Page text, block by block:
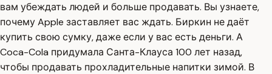
вам убеждать людей и больше продавать. Вы узнаете,
почему Apple заставляет вас ждать. Биркин не даёт
купить свою сумку, даже если у вас есть деньги. А
Coca-Cola придумала Санта-Клауса 100 лет назад,
чтобы продавать прохладительные напитки зимой. В